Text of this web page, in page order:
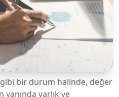
bir durum halinde, değer
varlık ve